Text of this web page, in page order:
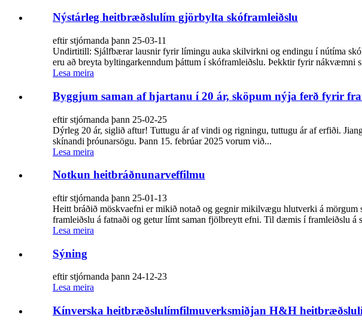
Nýstárleg heitbræðslulím gjörbylta skóframleiðslu
eftir stjórnanda þann 25-03-11
Undirtitill: Sjálfbærar lausnir fyrir límingu auka skilvirkni og endingu í nútíma
eru að breyta byltingarkenndum þáttum í skóframleiðslu. Þekktir fyrir nákvæmni
Lesa meira
Byggjum saman af hjartanu í 20 ár, sköpum nýja ferð fyrir
eftir stjórnanda þann 25-02-25
Dýrleg 20 ár, siglið aftur! Tuttugu ár af vindi og rigningu, tuttugu ár af erfiði.
skínandi þróunarsögu. Þann 15. febrúar 2025 vorum við...
Lesa meira
Notkun heitbráðnunarveffilmu
eftir stjórnanda þann 25-01-13
Heitt bráðið möskvaefni er mikið notað og gegnir mikilvægu hlutverki á
framleiðslu á fatnaði og getur límt saman fjölbreytt efni. Til dæmis í framleiðslu á
Lesa meira
Sýning
eftir stjórnanda þann 24-12-23
Lesa meira
Kínverska heitbræðslulímfilmuverksmiðjan H&H